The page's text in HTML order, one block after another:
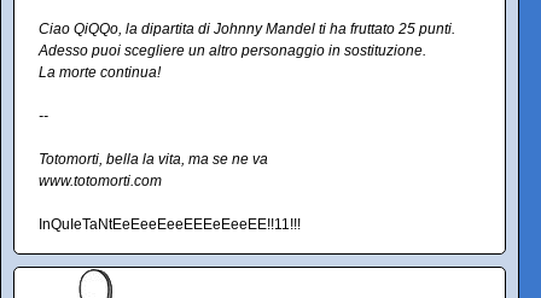
Ciao QiQQo, la dipartita di Johnny Mandel ti ha fruttato 25 punti.
Adesso puoi scegliere un altro personaggio in sostituzione.
La morte continua!
--
Totomorti, bella la vita, ma se ne va
www.totomorti.com
InQuIeTaNtEeEeeEeeEEEeEeeEE!!11!!!